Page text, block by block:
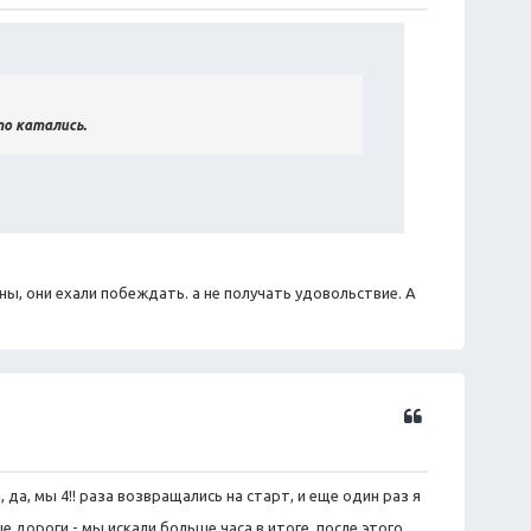
катались.
они ехали побеждать. а не получать удовольствие. А
Ц
т
мы 4!! раза возвращались на старт, и еще один раз я